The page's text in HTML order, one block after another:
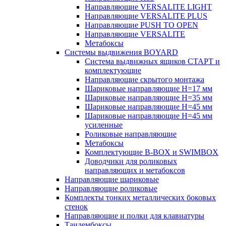
Направляющие VERSALITE LIGHT
Направляющие VERSALITE PLUS
Направляющие PUSH TO OPEN
Направляющие VERSALITE
Метабоксы
Системы выдвижения BOYARD
Система выдвижных ящиков СТАРТ и
комплектующие
Направляющие скрытого монтажа
Шариковые направляющие H=17 мм
Шариковые направляющие H=35 мм
Шариковые направляющие H=45 мм
Шариковые направляющие H=45 мм
усиленные
Роликовые направляющие
Метабоксы
Комплектующие B-BOX и SWIMBOX
Доводчики для роликовых
направляющих и метабоксов
Направляющие шариковые
Направляющие роликовые
Комплекты тонких металлических боковых
стенок
Направляющие и полки для клавиатуры